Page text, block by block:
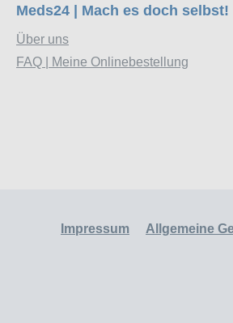
Meds24 | Mach es doch selbst!
Über uns
FAQ | Meine Onlinebestellung
Impressum Allgemeine